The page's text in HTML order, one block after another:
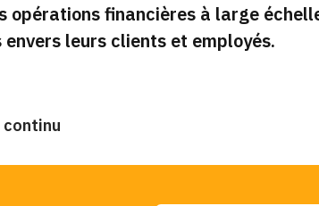
opérations financières à large
leurs clients et employés.
continu